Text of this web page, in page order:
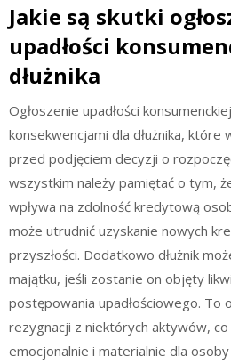
Jakie są skutki
upadłości
dłużnika
Ogłoszenie upadłości
konsekwencjami dla dłużnika, które
przed podjęciem decyzji o
wszystkim należy pamiętać o tym,
wpływa na zdolność kredytową
może utrudnić uzyskanie nowych
przyszłości. Dodatkowo dłużnik
majątku, jeśli zostanie on objęty
postępowania upadłościowego. To
rezygnacji z niektórych aktywów,
emocjonalnie i materialnie dla